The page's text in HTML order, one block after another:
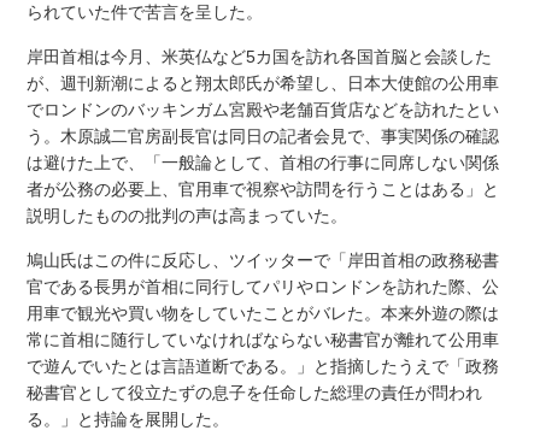
られていた件で苦言を呈した。
岸田首相は今月、米英仏など5カ国を訪れ各国首脳と会談した
が、週刊新潮によると翔太郎氏が希望し、日本大使館の公用車
でロンドンのバッキンガム宮殿や老舗百貨店などを訪れたとい
う。木原誠二官房副長官は同日の記者会見で、事実関係の確認
は避けた上で、「一般論として、首相の行事に同席しない関係
者が公務の必要上、官用車で視察や訪問を行うことはある」と
説明したものの批判の声は高まっていた。
鳩山氏はこの件に反応し、ツイッターで「岸田首相の政務秘書
官である長男が首相に同行してパリやロンドンを訪れた際、公
用車で観光や買い物をしていたことがバレた。本来外遊の際は
常に首相に随行していなければならない秘書官が離れて公用車
で遊んでいたとは言語道断である。」と指摘したうえで「政務
秘書官として役立たずの息子を任命した総理の責任が問われ
る。」と持論を展開した。